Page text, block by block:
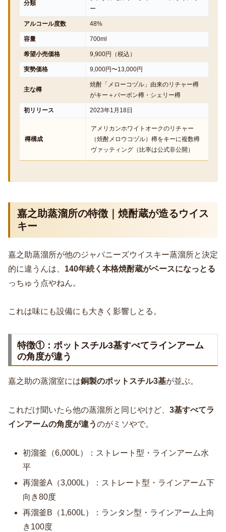
分類
ー
アルコール度数 48%
容量 700ml
希望小売価格 9,900円（税込）
実勢価格 9,000円〜13,000円
主な樽
焼酎「メローコヅル」由来のリチャー樽
がキー＋バーボン樽・シェリー樽
初リリース 2023年1月18日
樽構成
アメリカンホワイトオークのリチャー
（焼酎メロウコヅル）樽をキーに複数樽
ヴァッティング（比率は公式非公開）
嘉之助蒸溜所の特徴｜焼酎蔵が造るウイス
キー
嘉之助蒸溜所が他のジャパニーズウイスキー蒸溜所と決定
的に違うんは、 140年続く本格焼酎蔵がベースになっとる
っちゅう点やねん。
これは味にも設備にも大きく影響しとる。
特徴①：ポットスチル3基すべてラインアーム
の角度が違う
嘉之助の蒸溜室には銅製のポットスチル3基が並ぶ。
これだけ聞いたら他の蒸溜所と同じやけど、 3基すべてラ
インアームの角度が違うのがミソやで。
初溜釜（6,000L）：ストレート型・ラインアーム水
平
再溜釜A（3,000L）：ストレート型・ラインアーム下
向き80度
再溜釜B（1,600L）：ランタン型・ラインアーム上向
き100度